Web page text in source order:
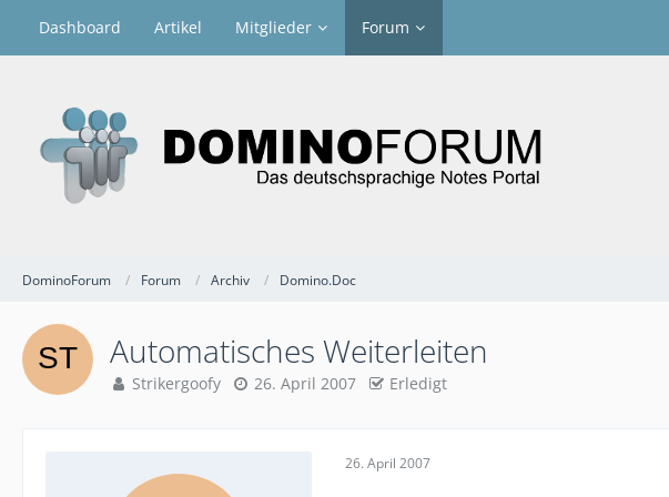
Dashboard Artikel Mitglieder Forum
DominoForum Forum Archiv Domino.Doc
Automatisches Weiterleiten
Strikergoofy 26. April 2007 Erledigt
26. April 2007